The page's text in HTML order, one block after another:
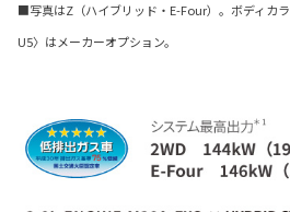
■写真はZ（ハイブリッド・E-Four）。ボディカ
U5〉はメーカーオプション。